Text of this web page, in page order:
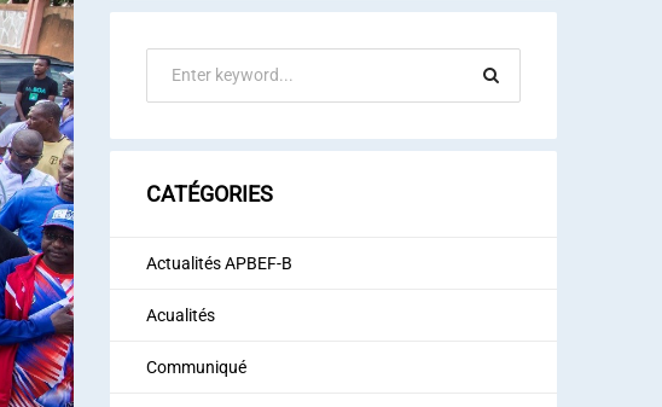
CATÉGORIES
Actualités APBEF-B
Acualités
Communiqué